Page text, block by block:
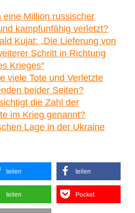
eine Million russischer
kampfunfähig verletzt?
Kujat: „Die Lieferung von
Schritt in Richtung
Krieges“
viele Tote und Verletzte
beider Seiten?
die Zahl der
im Krieg genannt?
Lage in der Ukraine
teilen teilen
teilen Pocket